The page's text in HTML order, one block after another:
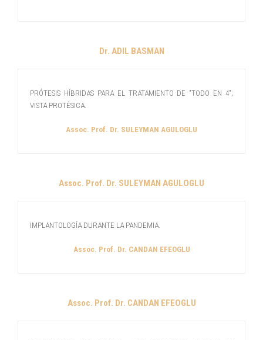
Dr. ADIL BASMAN
PRÓTESIS HÍBRIDAS PARA EL TRATAMIENTO DE "TODO EN 4";
VISTA PROTÉSICA.
Assoc. Prof. Dr. SULEYMAN AGULOGLU
Assoc. Prof. Dr. SULEYMAN AGULOGLU
IMPLANTOLOGÍA DURANTE LA PANDEMIA.
Assoc. Prof. Dr. CANDAN EFEOGLU
Assoc. Prof. Dr. CANDAN EFEOGLU